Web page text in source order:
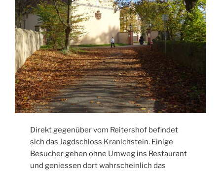
Direkt gegenüber vom Reitershof befindet
sich das Jagdschloss Kranichstein. Einige
Besucher gehen ohne Umweg ins Restaurant
und geniessen dort wahrscheinlich das